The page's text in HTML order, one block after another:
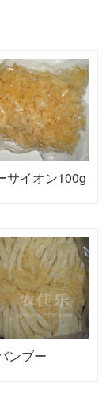
サイオン100g
ンブー